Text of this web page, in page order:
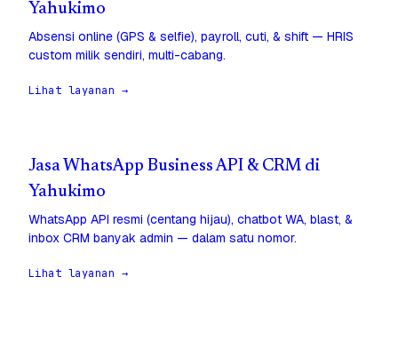
Yahukimo
Absensi online (GPS & selfie), payroll, cuti, & shift — HRIS
custom milik sendiri, multi-cabang.
Lihat layanan →
Jasa WhatsApp Business API & CRM di
Yahukimo
WhatsApp API resmi (centang hijau), chatbot WA, blast, &
inbox CRM banyak admin — dalam satu nomor.
Lihat layanan →